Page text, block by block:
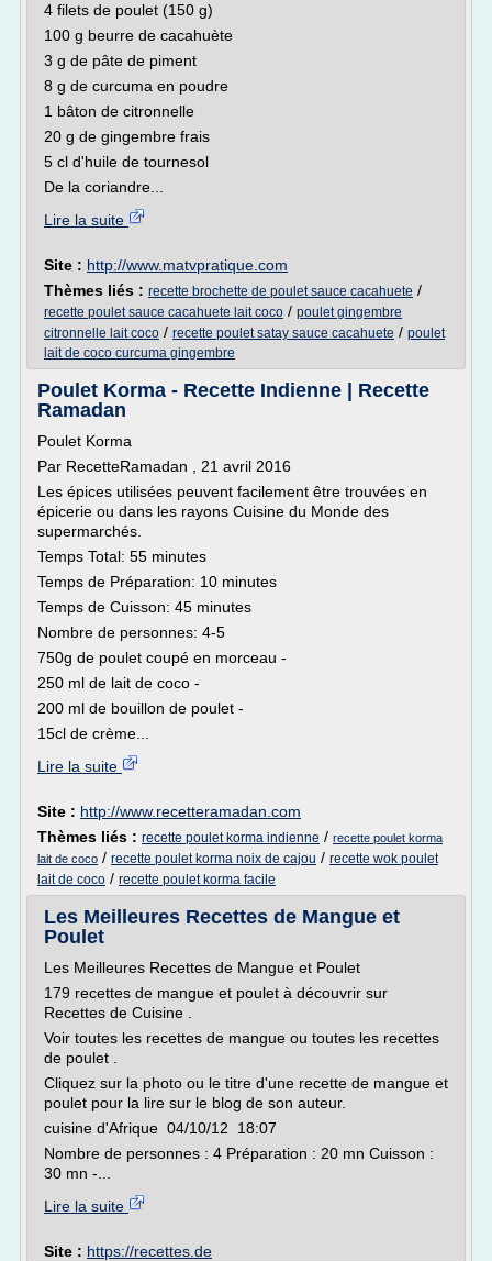
4 filets de poulet (150 g)
100 g beurre de cacahuète
3 g de pâte de piment
8 g de curcuma en poudre
1 bâton de citronnelle
20 g de gingembre frais
5 cl d'huile de tournesol
De la coriandre...
Lire la suite
Site : http://www.matvpratique.com
Thèmes liés : recette brochette de poulet sauce cacahuete /
recette poulet sauce cacahuete lait coco / poulet gingembre
citronnelle lait coco / recette poulet satay sauce cacahuete / poulet
lait de coco curcuma gingembre
Poulet Korma - Recette Indienne | Recette
Ramadan
Poulet Korma
Par RecetteRamadan , 21 avril 2016
Les épices utilisées peuvent facilement être trouvées en
épicerie ou dans les rayons Cuisine du Monde des
supermarchés.
Temps Total: 55 minutes
Temps de Préparation: 10 minutes
Temps de Cuisson: 45 minutes
Nombre de personnes: 4-5
750g de poulet coupé en morceau -
250 ml de lait de coco -
200 ml de bouillon de poulet -
15cl de crème...
Lire la suite
Site : http://www.recetteramadan.com
Thèmes liés : recette poulet korma indienne / recette poulet korma
lait de coco / recette poulet korma noix de cajou / recette wok poulet
lait de coco / recette poulet korma facile
Les Meilleures Recettes de Mangue et
Poulet
Les Meilleures Recettes de Mangue et Poulet
179 recettes de mangue et poulet à découvrir sur
Recettes de Cuisine .
Voir toutes les recettes de mangue ou toutes les recettes
de poulet .
Cliquez sur la photo ou le titre d'une recette de mangue et
poulet pour la lire sur le blog de son auteur.
cuisine d'Afrique 04/10/12 18:07
Nombre de personnes : 4 Préparation : 20 mn Cuisson :
30 mn -...
Lire la suite
Site : https://recettes.de